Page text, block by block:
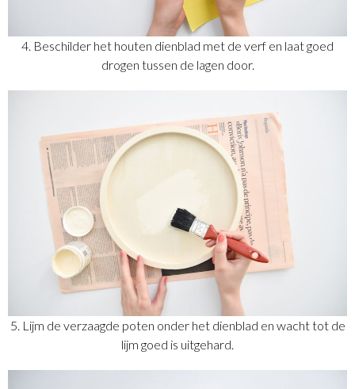
4. Beschilder het houten dienblad met de verf en laat goed
drogen tussen de lagen door.
5. Lijm de verzaagde poten onder het dienblad en wacht tot de
lijm goed is uitgehard.